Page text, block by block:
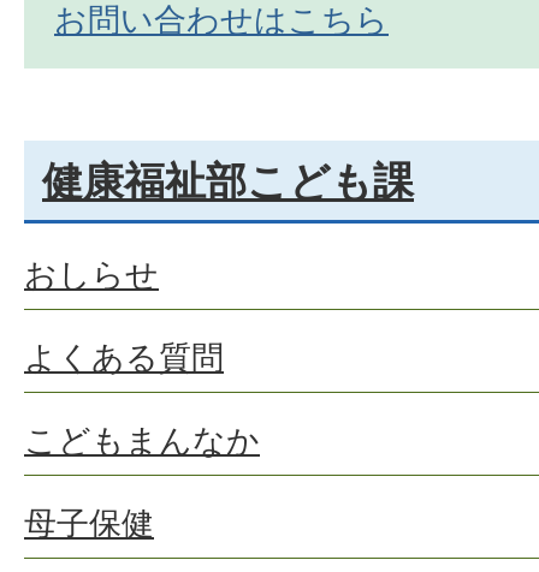
お問い合わせはこちら
健康福祉部こども課
おしらせ
よくある質問
こどもまんなか
母子保健